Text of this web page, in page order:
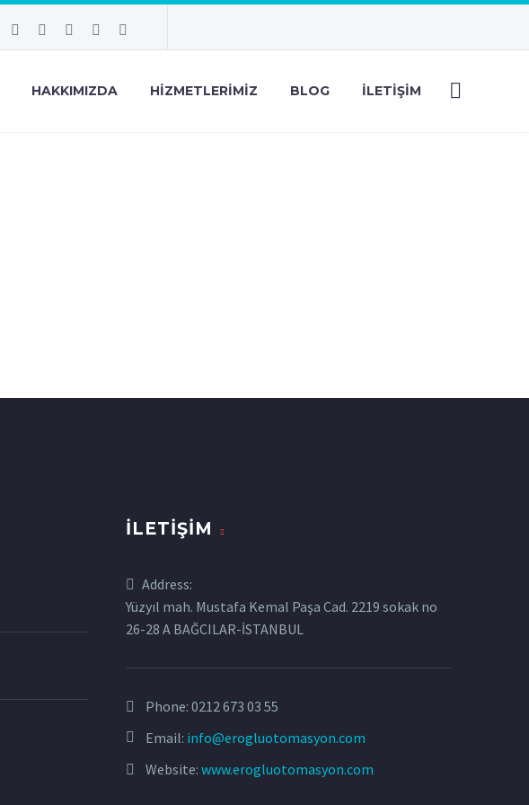
HAKKIMIZDA HIZMETLERIMIZ BLOG İLETIŞIM
İLETIŞIM
Address:
Yüzyıl mah. Mustafa Kemal Paşa Cad. 2219 sokak no
26-28 A BAĞCILAR-İSTANBUL
Phone: 0212 673 03 55
Email: info@erogluotomasyon.com
Website: www.erogluotomasyon.com